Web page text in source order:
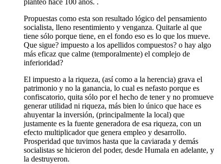
planteó hace 100 años. .
Propuestas como esta son resultado lógico del pensamiento
socialista, lleno resentimiento y venganza. Quitarle al que
tiene sólo porque tiene, en el fondo eso es lo que los mueve.
Que sigue? impuesto a los apellidos compuestos? o hay algo
más eficaz que calme (temporalmente) el complejo de
inferioridad?
El impuesto a la riqueza, (así como a la herencia) grava el
patrimonio y no la ganancia, lo cual es nefasto porque es
confiscatorio, quita sólo por el hecho de tener y no promueve
generar utilidad ni riqueza, más bien lo único que hace es
ahuyentar la inversión, (principalmente la local) que
justamente es la fuente generadora de esa riqueza, con un
efecto multiplicador que genera empleo y desarrollo.
Prosperidad que tuvimos hasta que la caviarada y demás
socialistas se hicieron del poder, desde Humala en adelante, y
la destruyeron.